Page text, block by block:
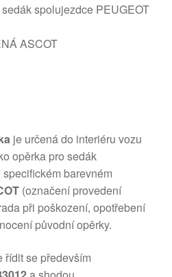
spolujezdce PEUGEOT
ASCOT
je určená do interiéru vozu
opěrka pro sedák
barevném
(označení provedení
při poškození, opotřebení
původní opěrky.
řídit se především